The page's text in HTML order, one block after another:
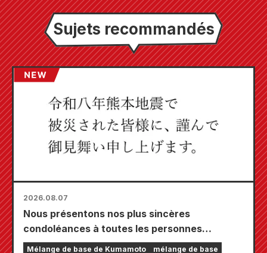
Sujets recommandés
2026.08.07
Nous présentons nos plus sincères
condoléances à toutes les personnes
touchées par le tremblement de terre de
Mélange de base de Kumamoto mélange de base